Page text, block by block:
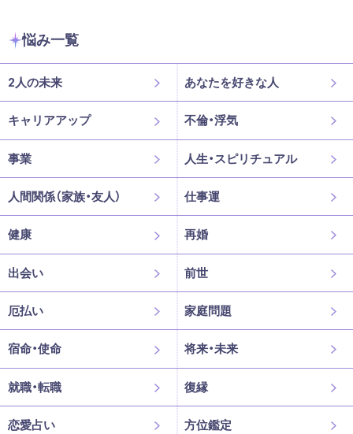
悩み一覧
2人の未来 あなたを好きな人
キャリアアップ 不倫・浮気
事業 人生・スピリチュアル
人間関係（家族・友人） 仕事運
健康 再婚
出会い 前世
厄払い 家庭問題
宿命・使命 将来・未来
就職・転職 復縁
恋愛占い 方位鑑定